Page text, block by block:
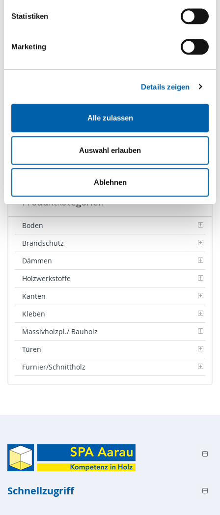
Statistiken
Marketing
Details zeigen
Alle zulassen
Auswahl erlauben
Ablehnen
CHF 1.10/lfm
Zum Warenkorb hinzufügen
Produktkategorien
Boden
Brandschutz
Dämmen
Holzwerkstoffe
Kanten
Kleben
Massivholzpl./ Bauholz
Türen
Furnier/Schnittholz
Schnellzugriff